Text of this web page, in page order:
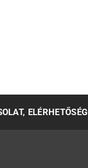
ELÉRHETŐSÉG